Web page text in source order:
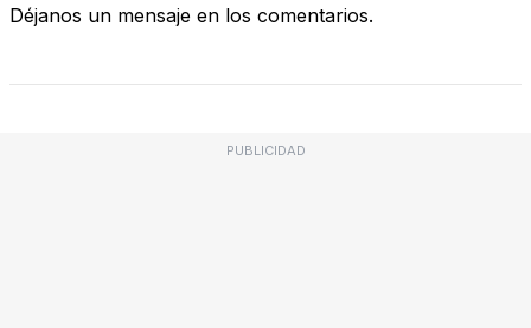
Déjanos un mensaje en los comentarios.
PUBLICIDAD